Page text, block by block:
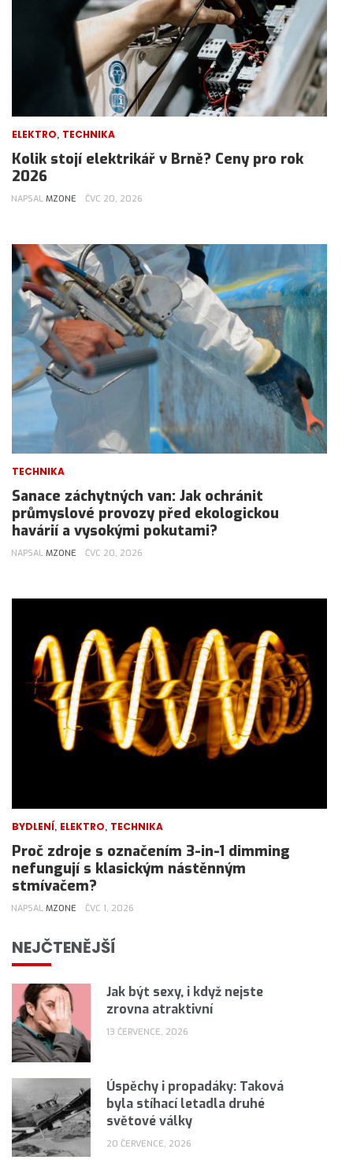
ELEKTRO, TECHNIKA
Kolik stojí elektrikář v Brně? Ceny pro rok
2026
NAPSAL MZONE ČVC 20, 2026
TECHNIKA
Sanace záchytných van: Jak ochránit
průmyslové provozy před ekologickou
havárií a vysokými pokutami?
NAPSAL MZONE ČVC 20, 2026
BYDLENÍ, ELEKTRO, TECHNIKA
Proč zdroje s označením 3-in-1 dimming
nefungují s klasickým nástěnným
stmívačem?
NAPSAL MZONE ČVC 1, 2026
NEJČTENĚJŠÍ
Jak být sexy, i když nejste
zrovna atraktivní
13 ČERVENCE, 2026
Úspěchy i propadáky: Taková
byla stíhací letadla druhé
světové války
20 ČERVENCE, 2026